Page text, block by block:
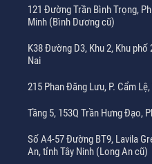
121 Đường Trần Bình Trọng,
Minh (Bình Dương cũ)
K38 Đường D3, Khu 2, Khu
Nai
215 Phan Đăng Lưu, P. Cẩm
Tầng 5, 153Q Trần Hưng Đạo,
Số A4-57 Đường BT9, Lavila
An, tỉnh Tây Ninh (Long An cũ)